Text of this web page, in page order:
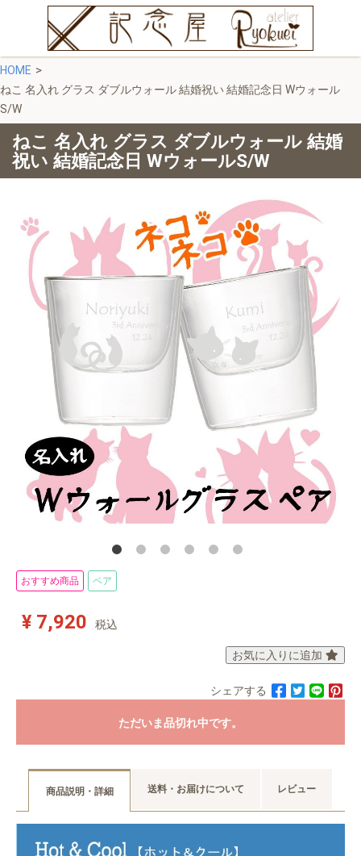
HOME
ねこ 名入れ グラス ダブルウォール 結婚祝い 結婚記念日 Wウォール
S/W
ねこ 名入れ グラス ダブルウォール 結婚
祝い 結婚記念日 WウォールS/W
おすすめ商品 ペア
¥ 7,920 税込
お気に入りに追加
シェアする
ただいま品切れ中です。
商品説明・詳細 送料・お届けについて レビュー
レスタンブラ
れ 日本製 ツ
シ
タンブラー
誕生日 退職
バメブラン
S16
名入れ プリザーブ
ラス キューブ
CUBE プレート 金
ゴールド 名入れギ
フト お花 花言葉 プ
リザ バラ ローズ ソ
誕生日 結婚祝い 開
店祝い 新築祝い 女
子 母の日 metal